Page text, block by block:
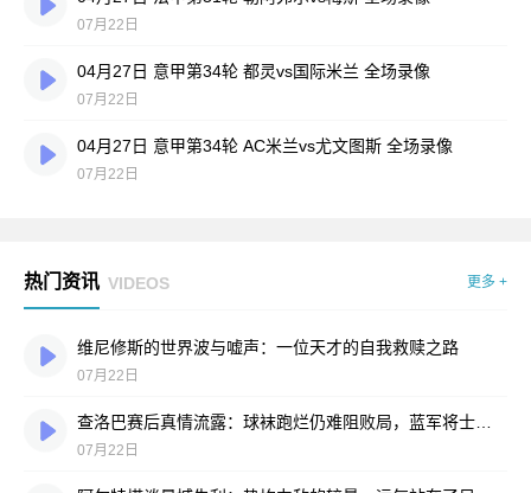
07月22日
04月27日 意甲第34轮 都灵vs国际米兰 全场录像
07月22日
04月27日 意甲第34轮 AC米兰vs尤文图斯 全场录像
07月22日
热门资讯 VIDEOS 更多 +
维尼修斯的世界波与嘘声：一位天才的自我救赎之路
07月22日
07月22日